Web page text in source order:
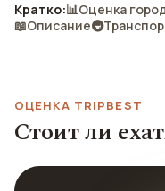
Кратко:📊Оценка
📖Описание🚇
ОЦЕНКА TRIPBEST
Стоит ли